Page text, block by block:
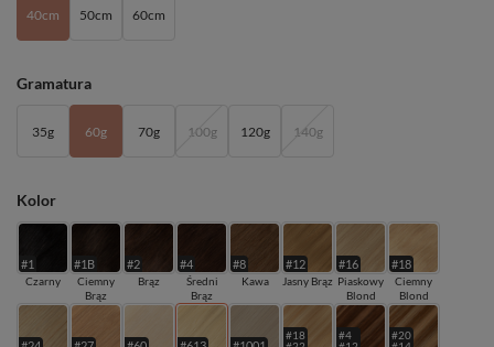
40cm 50cm 60cm
Gramatura
35g 60g 70g 100g 120g 140g
Kolor
#1
Czarny
#1B
Ciemny
Brąz
#2
Brąz
#4
Średni
Brąz
#8
Kawa
#12
Jasny Brąz
#16
Piaskowy
Blond
#18
Ciemny
Blond
#18
#4
#20